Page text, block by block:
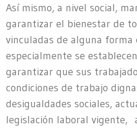
Así mismo, a nivel social,
garantizar el bienestar de
vinculadas de alguna forma
especialmente se
garantizar que sus
condiciones de trabajo
desigualdades sociales,
legislación laboral vigente,